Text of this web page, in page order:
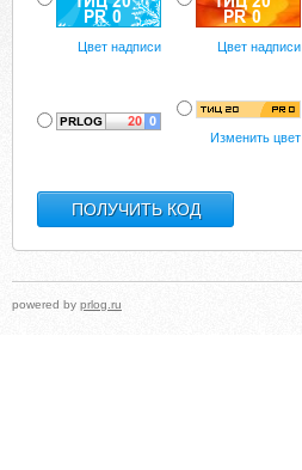
Цвет надписи Цвет надписи
Изменить цвет
powered by prlog.ru